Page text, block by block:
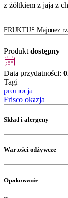
z żółtkiem z jaja z
FRUKTUS Majonez
Produkt dostępny
Data przydatności:
Tagi
promocja
Frisco okazja
Skład i alergeny
Wartości odżywcze
Opakowanie